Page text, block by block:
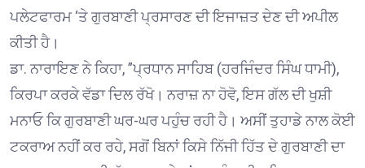
ਪਲੇਟਫਾਰਮ ‘ਤੇ ਗੁਰਬਾਣੀ ਪ੍ਰਸਾਰਣ ਦੀ ਇਜਾਜ਼ਤ ਦੇਣ ਦੀ ਅਪੀਲ
ਕੀਤੀ ਹੈ।
ਡਾ. ਨਾਰਾਇਣ ਨੇ ਕਿਹਾ, ”ਪ੍ਰਧਾਨ ਸਾਹਿਬ (ਹਰਜਿੰਦਰ ਸਿੰਘ ਧਾਮੀ),
ਕਿਰਪਾ ਕਰਕੇ ਵੱਡਾ ਦਿਲ ਰੱਖੋ। ਨਰਾਜ਼ ਨਾ ਹੋਵੋ, ਇਸ ਗੱਲ ਦੀ ਖੁਸ਼ੀ
ਮਨਾਓ ਕਿ ਗੁਰਬਾਣੀ ਘਰ-ਘਰ ਪਹੁੰਚ ਰਹੀ ਹੈ। ਅਸੀਂ ਤੁਹਾਡੇ ਨਾਲ ਕੋਈ
ਟਕਰਾਅ ਨਹੀਂ ਕਰ ਰਹੇ, ਸਗੋਂ ਬਿਨਾਂ ਕਿਸੇ ਨਿੱਜੀ ਹਿੱਤ ਦੇ ਗੁਰਬਾਣੀ ਦਾ